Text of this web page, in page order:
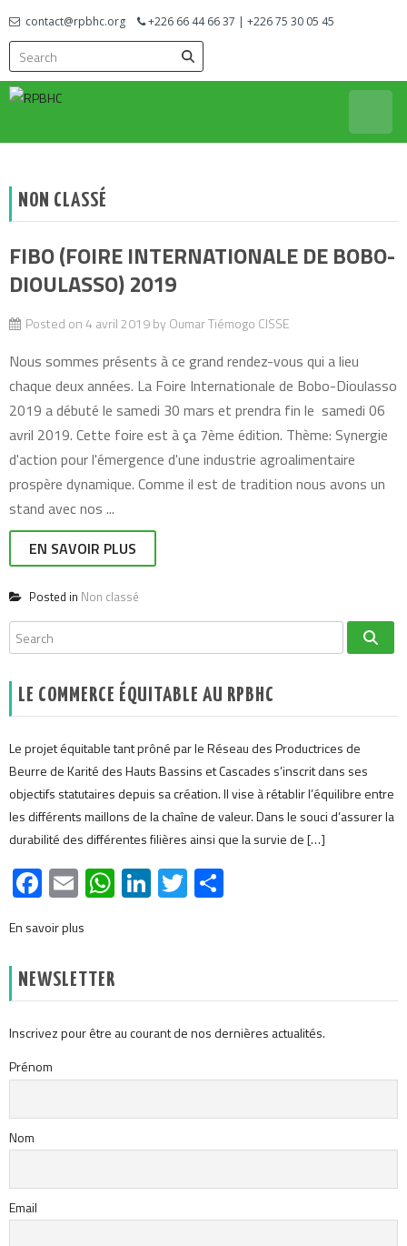
contact@rpbhc.org +226 66 44 66 37 | +226 75 30 05 45
RPBHC
Réseau des Productrices de Beurre de Karité des Hauts Bassins
NON CLASSÉ
FIBO (FOIRE INTERNATIONALE DE BOBO-
DIOULASSO) 2019
Posted on4 avril 2019by Oumar Tiémogo CISSE
Nous sommes présents à ce grand rendez-vous qui a lieu
chaque deux années. La Foire Internationale de Bobo-Dioulasso
2019 a débuté le samedi 30 mars et prendra fin le samedi 06
avril 2019. Cette foire est à ça 7ème édition. Thème: Synergie
d'action pour l'émergence d'une industrie agroalimentaire
prospère dynamique. Comme il est de tradition nous avons un
stand avec nos ...
EN SAVOIR PLUS
Posted in Non classé
LE COMMERCE ÉQUITABLE AU RPBHC
Le projet équitable tant prôné par le Réseau des Productrices de
Beurre de Karité des Hauts Bassins et Cascades s’inscrit dans ses
objectifs statutaires depuis sa création. Il vise à rétablir l’équilibre entre
les différents maillons de la chaîne de valeur. Dans le souci d’assurer la
durabilité des différentes filières ainsi que la survie de […]
Facebook
EmailWhatsApp
LinkedIn
Twitter
En savoir plus
NEWSLETTER
Inscrivez pour être au courant de nos dernières actualités.
Prénom
Nom
Email